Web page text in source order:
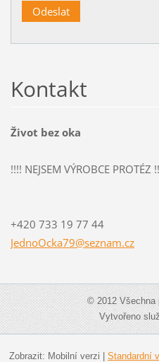
Kontakt
Život bez oka
!!!! NEJSEM VÝROBCE PROTÉZ
+420 733 19 77 44
JednoOcka79@seznam.cz
© 2012 Všechna
Vytvořeno
Zobrazit: Mobilní verzi | Standardní